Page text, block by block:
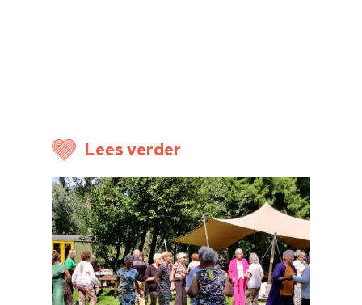
Lees verder
Cultuuragenda
Voor
Cultuur op school